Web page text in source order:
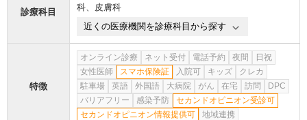
診療科目
科、 皮膚科
近くの医療機関を診療科目から探す
特徴
オンライン診療 ネット受付 電話予約 夜間
日祝
女性医師
スマホ保険証 入院可 キッズ
クレカ
駐車場
英語 外国語 大病院 がん 在宅 訪問
DPC
バリアフリー
感染予防
セカンドオピニオン受診可
セカンドオピニオン情報提供可
地域連携